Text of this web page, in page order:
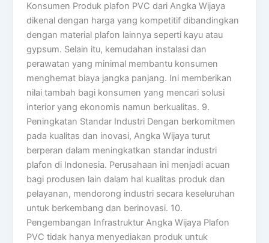
Konsumen Produk plafon PVC dari Angka Wijaya
dikenal dengan harga yang kompetitif dibandingkan
dengan material plafon lainnya seperti kayu atau
gypsum. Selain itu, kemudahan instalasi dan
perawatan yang minimal membantu konsumen
menghemat biaya jangka panjang. Ini memberikan
nilai tambah bagi konsumen yang mencari solusi
interior yang ekonomis namun berkualitas. 9.
Peningkatan Standar Industri Dengan berkomitmen
pada kualitas dan inovasi, Angka Wijaya turut
berperan dalam meningkatkan standar industri
plafon di Indonesia. Perusahaan ini menjadi acuan
bagi produsen lain dalam hal kualitas produk dan
pelayanan, mendorong industri secara keseluruhan
untuk berkembang dan berinovasi. 10.
Pengembangan Infrastruktur Angka Wijaya Plafon
PVC tidak hanya menyediakan produk untuk